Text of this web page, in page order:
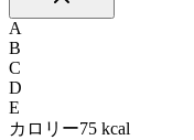
A
B
C
D
E
カロリー75 kcal